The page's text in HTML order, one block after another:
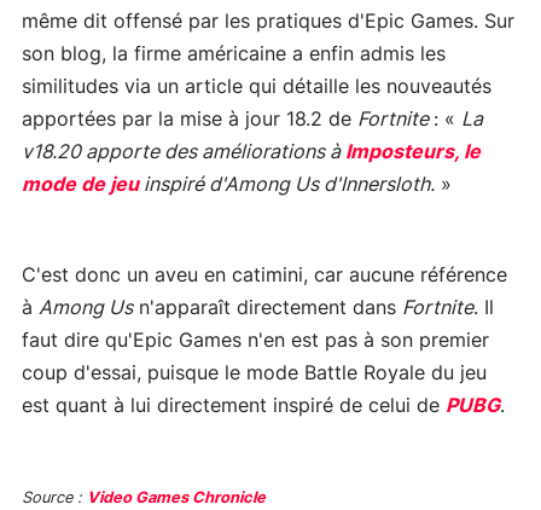
même dit offensé par les pratiques d'Epic Games. Sur
son blog, la firme américaine a enfin admis les
similitudes via un article qui détaille les nouveautés
apportées par la mise à jour 18.2 de Fortnite : « La
v18.20 apporte des améliorations à Imposteurs, le
mode de jeuinspiré d'Among Us d'Innersloth. »
C'est donc un aveu en catimini, car aucune référence
à Among Usn'apparaît directement dans Fortnite. Il
faut dire qu'Epic Games n'en est pas à son premier
coup d'essai, puisque le mode Battle Royale du jeu
est quant à lui directement inspiré de celui de PUBG.
Source : Video Games Chronicle